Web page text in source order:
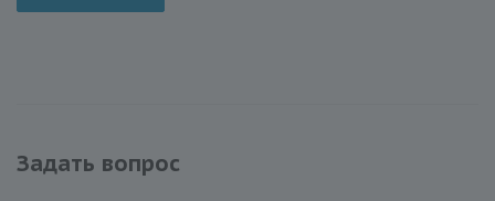
Задать вопрос